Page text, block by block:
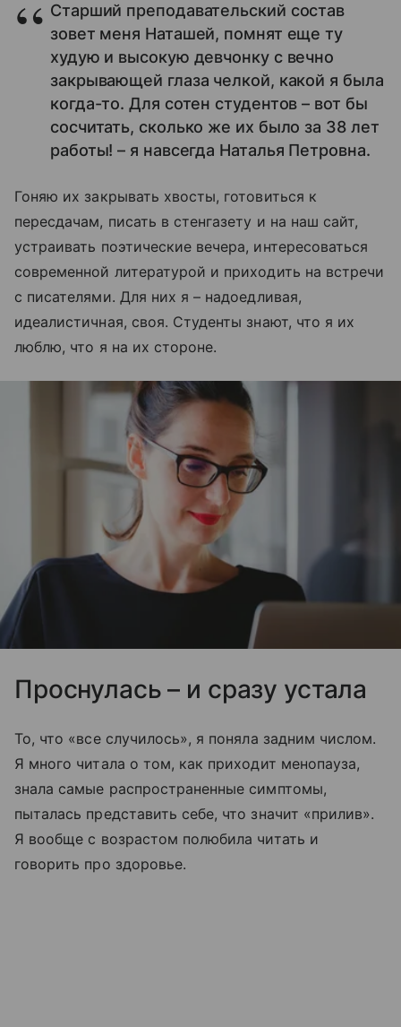
Старший преподавательский состав
зовет меня Наташей, помнят еще ту
худую и высокую девчонку с вечно
закрывающей глаза челкой, какой я была
когда-то. Для сотен студентов – вот бы
сосчитать, сколько же их было за 38 лет
работы! – я навсегда Наталья Петровна.
Гоняю их закрывать хвосты, готовиться к
пересдачам, писать в стенгазету и на наш сайт,
устраивать поэтические вечера, интересоваться
современной литературой и приходить на встречи
с писателями. Для них я – надоедливая,
идеалистичная, своя. Студенты знают, что я их
люблю, что я на их стороне.
Проснулась – и сразу устала
То, что «все случилось», я поняла задним числом.
Я много читала о том, как приходит менопауза,
знала самые распространенные симптомы,
пыталась представить себе, что значит «прилив».
Я вообще с возрастом полюбила читать и
говорить про здоровье.